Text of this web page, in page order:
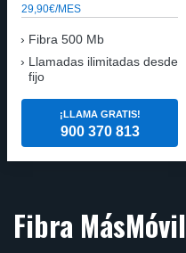
29,90€/MES
Fibra 500 Mb
Llamadas ilimitadas desde
fijo
¡LLAMA GRATIS!
900 370 813
Fibra MásMóvil